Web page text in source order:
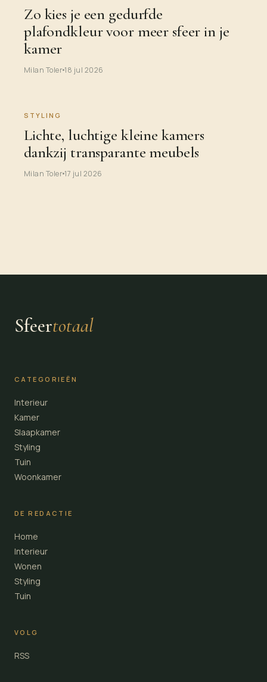
Zo kies je een gedurfde
plafondkleur voor meer sfeer in je
kamer
Milan Toler18 jul 2026
STYLING
Lichte, luchtige kleine kamers
dankzij transparante meubels
Milan Toler17 jul 2026
Sfeertotaal
CATEGORIEËN
Interieur
Kamer
Slaapkamer
Styling
Tuin
Woonkamer
DE REDACTIE
Home
Interieur
Wonen
Styling
Tuin
VOLG
RSS